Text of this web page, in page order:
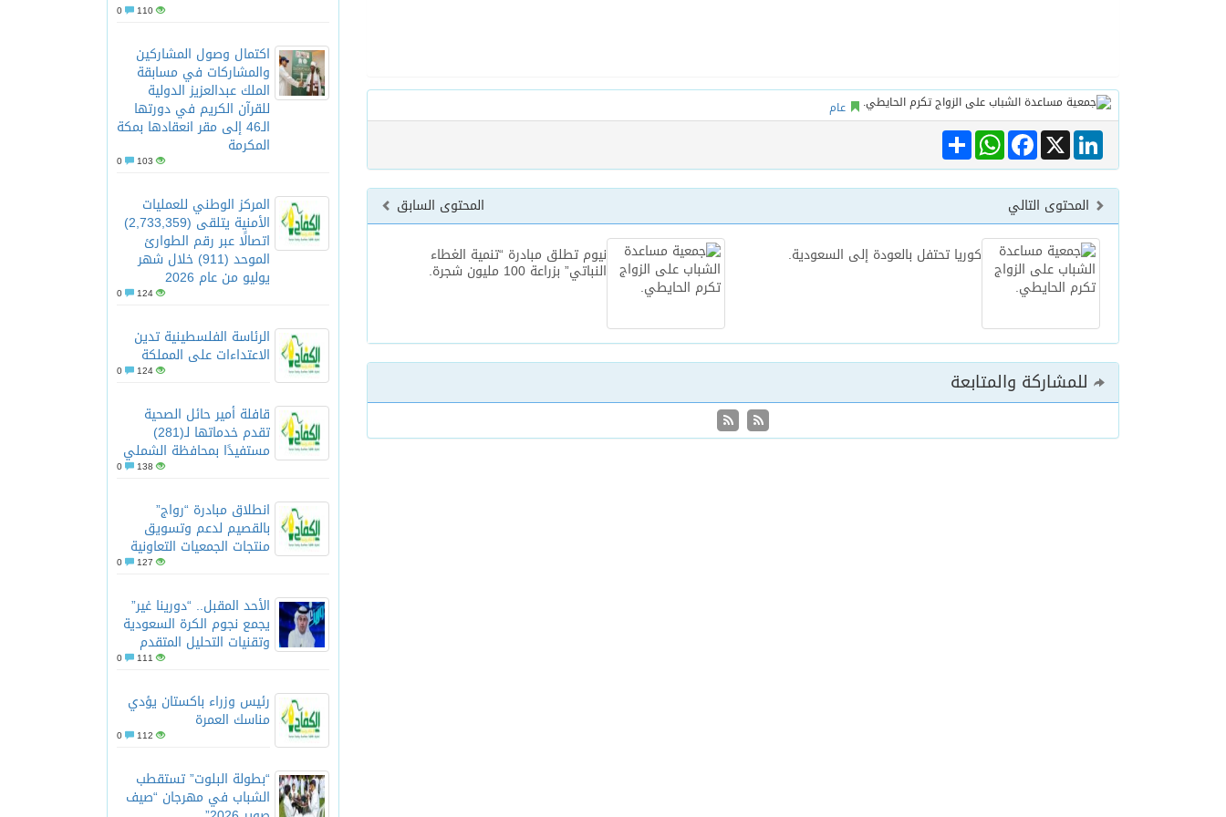
110
اكتمال وصول المشاركين
والمشاركات في مسابقة
الملك عبدالعزيز الدولية
للقرآن الكريم في دورتها
الـ46 إلى مقر انعقادها بمكة
المكرمة
103
المركز الوطني للعمليات
الأمنية يتلقى (2,733,359)
اتصالًا عبر رقم الطوارئ
الموحد (911) خلال شهر
يوليو من عام 2026
124
الرئاسة الفلسطينية تدين
الاعتداءات على المملكة
124
قافلة أمير حائل الصحية
تقدم خدماتها لـ(281)
مستفيدًا بمحافظة الشملي
138
انطلاق مبادرة “رواج”
بالقصيم لدعم وتسويق
منتجات الجمعيات التعاونية
127
الأحد المقبل.. “دورينا غير”
يجمع نجوم الكرة السعودية
وتقنيات التحليل المتقدم
111
رئيس وزراء باكستان يؤدي
مناسك العمرة
112
“بطولة البلوت” تستقطب
الشباب في مهرجان “صيف
عام
Share
WhatsAppFacebook X
LinkedIn
المحتوى السابق
المحتوى التالي
نيوم تطلق مبادرة “تنمية الغطاء
النباتي” بزراعة 100 مليون شجرة.
كوريا تحتفل بالعودة إلى السعودية.
للمشاركة والمتابعة